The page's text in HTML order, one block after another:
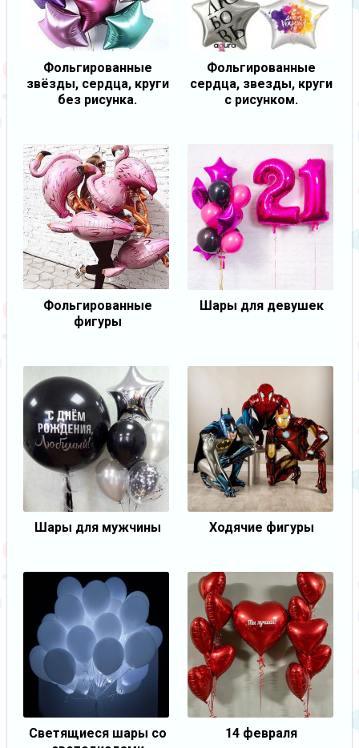
Фольгированные
звёзды, сердца, круги
без рисунка.
Фольгированные
сердца, звезды, круги
с рисунком.
Фольгированные
фигуры
Шары для девушек
Шары для мужчины Ходячие фигуры
Светящиеся шары со
14 февраля